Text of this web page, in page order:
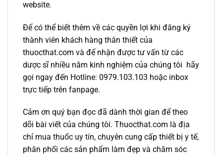
website.
Để có thể biết thêm về các quyền lợi khi đăng ký
thành viên khách hàng thân thiết của
thuocthat.com và để nhận được tư vấn từ các
dược sĩ nhiều năm kinh nghiệm của chúng tôi hãy
gọi ngay đến Hotline: 0979.103.103 hoặc inbox
trực tiếp trên fanpage.
Cảm ơn quý bạn đọc đã dành thời gian để theo
dõi bài viết của chúng tôi. Thuocthat.com là địa
chỉ mua thuốc uy tín, chuyên cung cấp thiết bị y tế,
phân phối các sản phẩm làm đẹp và chăm sóc